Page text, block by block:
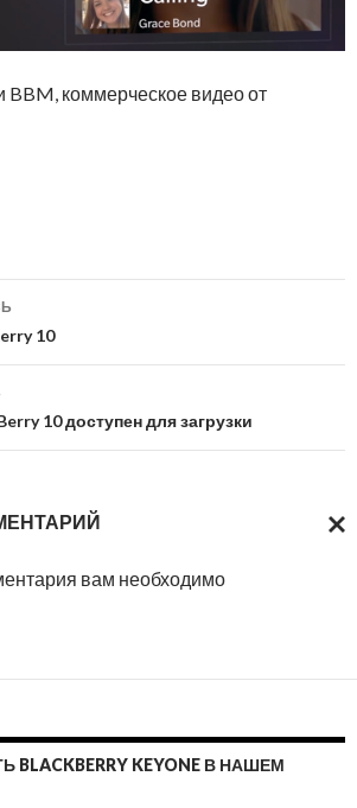
BBM, коммерческое видео от
10
10 доступен для загрузки
вам необходимо
KEYONE В НАШЕМ